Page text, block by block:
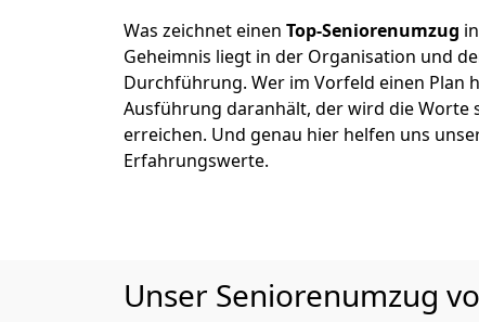
Was zeichnet einen Top-Seniorenumzug
Geheimnis liegt in der Organisation und
Durchführung. Wer im Vorfeld einen Plan
Ausführung daranhält, der wird die Worte
erreichen. Und genau hier helfen uns
Erfahrungswerte.
Unser Seniorenumzug